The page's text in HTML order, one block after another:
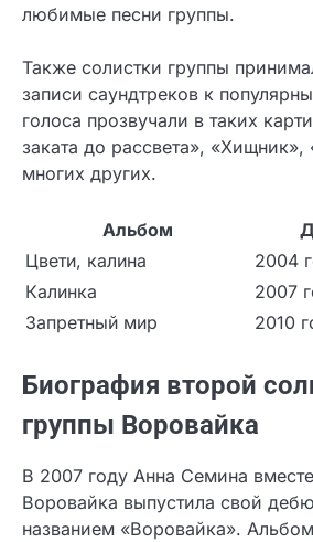
любимые песни группы.
Также солистки группы
записи саундтреков к
голоса прозвучали в таких
заката до рассвета», «Хищник»,
многих других.
Альбом
Цвети, калина
2004
Калинка
2007
Запретный мир
2010
Биография второй
группы Воровайка
В 2007 году Анна Семина
Воровайка выпустила свой
названием «Воровайка».